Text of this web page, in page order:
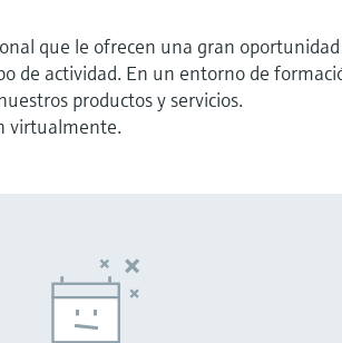
que le ofrecen una gran oportunidad
de actividad. En un entorno de
productos y servicios.
virtualmente.